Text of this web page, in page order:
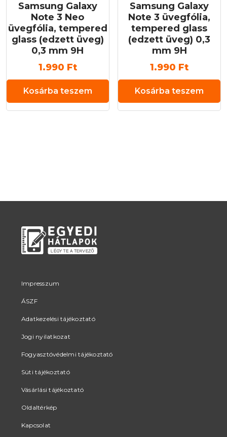
Samsung Galaxy
Note 3 Neo
üvegfólia, tempered
glass (edzett üveg)
0,3 mm 9H
1.990 Ft
Kosárba teszem
Samsung Galaxy
Note 3 üvegfólia,
tempered glass
(edzett üveg) 0,3
mm 9H
1.990 Ft
Kosárba teszem
Impresszum
ÁSZF
Adatkezelési tájékoztató
Jogi nyilatkozat
Fogyasztóvédelmi tájékoztató
Süti tájékoztató
Vásárlási tájékoztató
Oldaltérkép
Kapcsolat